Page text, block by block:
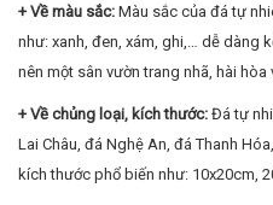
+ Về màu sắc: Màu sắc của đá tự
như: xanh, đen, xám, ghi,… dễ dàng
nên một sân vườn trang nhã, hài
+ Về chủng loại, kích thước: Đá tự
Lai Châu, đá Nghệ An, đá Thanh
kích thước phổ biến như: 10x20cm,